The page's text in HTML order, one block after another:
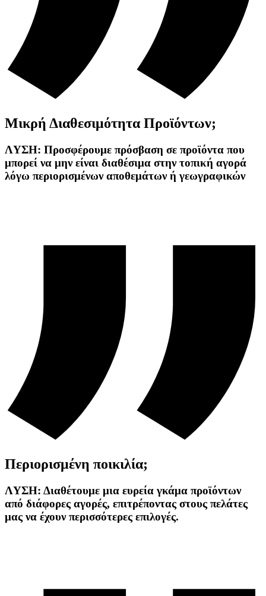
Μικρή Διαθεσιμότητα Προϊόντων;
ΛYΣΗ: Προσφέρουμε πρόσβαση σε προϊόντα που
μπορεί να μην είναι διαθέσιμα στην τοπική αγορά
λόγω περιορισμένων αποθεμάτων ή γεωγραφικών
Περιορισμένη ποικιλία;
ΛYΣΗ: Διαθέτουμε μια ευρεία γκάμα προϊόντων
από διάφορες αγορές, επιτρέποντας στους πελάτες
μας να έχουν περισσότερες επιλογές.